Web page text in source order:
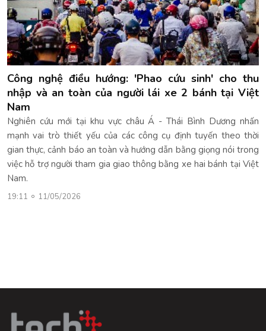
Công nghệ điều hướng: 'Phao cứu sinh' cho thu
nhập và an toàn của người lái xe 2 bánh tại Việt
Nam
Nghiên cứu mới tại khu vực châu Á - Thái Bình Dương nhấn
mạnh vai trò thiết yếu của các công cụ định tuyến theo thời
gian thực, cảnh báo an toàn và hướng dẫn bằng giọng nói trong
việc hỗ trợ người tham gia giao thông bằng xe hai bánh tại Việt
Nam.
19:11 11/05/2026